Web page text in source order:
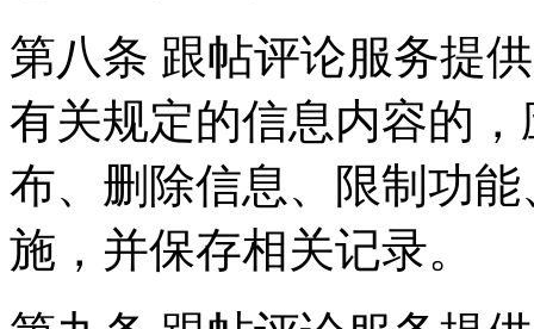
第八条 跟帖评论服务提
有关规定的信息内容的
布、删除信息、限制功
施，并保存相关记录。